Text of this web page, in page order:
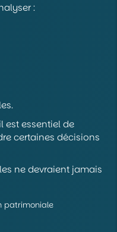
:
est essentiel de
certaines décisions
ne devraient jamais
patrimoniale